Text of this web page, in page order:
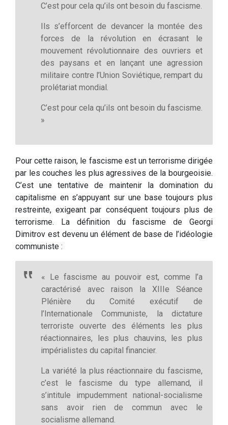
C’est pour cela qu’ils ont besoin du fascisme.
Ils s’efforcent de devancer la montée des
forces de la révolution en écrasant le
mouvement révolutionnaire des ouvriers et
des paysans et en lançant une agression
militaire contre l’Union Soviétique, rempart du
prolétariat mondial.
C’est pour cela qu’ils ont besoin du fascisme.
»
Pour cette raison, le fascisme est un terrorisme dirigée
par les couches les plus agressives de la bourgeoisie.
C’est une tentative de maintenir la domination du
capitalisme en s’appuyant sur une base toujours plus
restreinte, exigeant par conséquent toujours plus de
terrorisme. La définition du fascisme de Georgi
Dimitrov est devenu un élément de base de l’idéologie
communiste :
« Le fascisme au pouvoir est, comme l’a
caractérisé avec raison la XIIIe Séance
Plénière du Comité exécutif de
l’Internationale Communiste, la dictature
terroriste ouverte des éléments les plus
réactionnaires, les plus chauvins, les plus
impérialistes du capital financier.
La variété la plus réactionnaire du fascisme,
c’est le fascisme du type allemand, il
s’intitule impudemment national-socialisme
sans avoir rien de commun avec le
socialisme allemand.